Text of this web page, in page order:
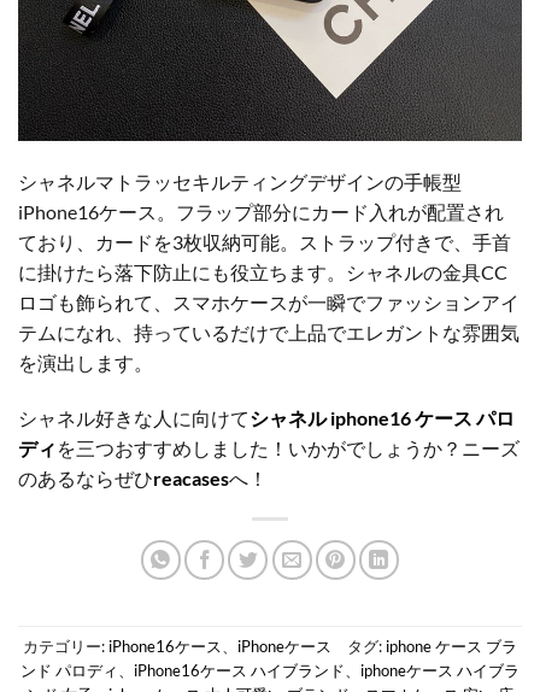
シャネルマトラッセキルティングデザインの手帳型
iPhone16ケース。フラップ部分にカード入れが配置され
ており、カードを3枚収納可能。ストラップ付きで、手首
に掛けたら落下防止にも役立ちます。シャネルの金具CC
ロゴも飾られて、スマホケースが一瞬でファッションアイ
テムになれ、持っているだけで上品でエレガントな雰囲気
を演出します。
シャネル好きな人に向けてシャネル iphone16 ケース パロ
ディ を三つおすすめしました！いかがでしょうか？ニーズ
のあるならぜひreacasesへ！
カテゴリー: iPhone16ケース iPhoneケース タグ: iphone ケース ブラ
ンド パロディ
iPhone16ケース ハイブランド
iphoneケース ハイブラ